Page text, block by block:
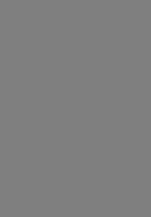
luvun
ja mangan
koko 21
30 €
Paasivirta